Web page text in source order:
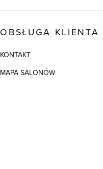
OBSŁUGA KLIENTA
KONTAKT
MAPA SALONÓW